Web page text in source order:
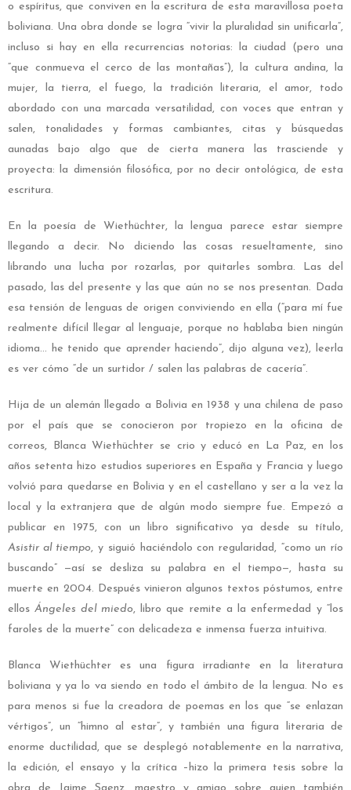
o espíritus, que conviven en la escritura de esta maravillosa poeta
boliviana. Una obra donde se logra “vivir la pluralidad sin unificarla”,
incluso si hay en ella recurrencias notorias: la ciudad (pero una
“que conmueva el cerco de las montañas”), la cultura andina, la
mujer, la tierra, el fuego, la tradición literaria, el amor, todo
abordado con una marcada versatilidad, con voces que entran y
salen, tonalidades y formas cambiantes, citas y búsquedas
aunadas bajo algo que de cierta manera las trasciende y
proyecta: la dimensión filosófica, por no decir ontológica, de esta
escritura.
En la poesía de Wiethüchter, la lengua parece estar siempre
llegando a decir. No diciendo las cosas resueltamente, sino
librando una lucha por rozarlas, por quitarles sombra. Las del
pasado, las del presente y las que aún no se nos presentan. Dada
esa tensión de lenguas de origen conviviendo en ella (“para mí fue
realmente difícil llegar al lenguaje, porque no hablaba bien ningún
idioma… he tenido que aprender haciendo”, dijo alguna vez), leerla
es ver cómo “de un surtidor / salen las palabras de cacería”.
Hija de un alemán llegado a Bolivia en 1938 y una chilena de paso
por el país que se conocieron por tropiezo en la oficina de
correos, Blanca Wiethüchter se crio y educó en La Paz, en los
años setenta hizo estudios superiores en España y Francia y luego
volvió para quedarse en Bolivia y en el castellano y ser a la vez la
local y la extranjera que de algún modo siempre fue. Empezó a
publicar en 1975, con un libro significativo ya desde su título,
Asistir al tiempo, y siguió haciéndolo con regularidad, “como un río
buscando” —así se desliza su palabra en el tiempo—, hasta su
muerte en 2004. Después vinieron algunos textos póstumos, entre
ellosÁngeles del miedo, libro que remite a la enfermedad y “los
faroles de la muerte” con delicadeza e inmensa fuerza intuitiva.
Blanca Wiethüchter es una figura irradiante en la literatura
boliviana y ya lo va siendo en todo el ámbito de la lengua. No es
para menos si fue la creadora de poemas en los que “se enlazan
vértigos”, un “himno al estar”, y también una figura literaria de
enorme ductilidad, que se desplegó notablemente en la narrativa,
la edición, el ensayo y la crítica –hizo la primera tesis sobre la